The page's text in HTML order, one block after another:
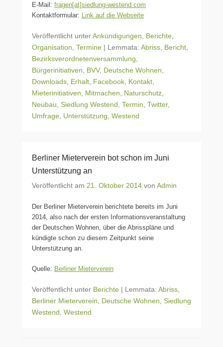
E-Mail: fragen[at]siedlung-westend.com
Kontaktformular:
Link auf die Webseite
Veröffentlicht unterAnkündigungen Berichte
Organisation Termine | Lemmata: Abriss Bericht
Bezirksverordnetenversammlung
Bürgerinitiativen
BVV, Deutsche Wohnen
Downloads Erhalt Facebook Kontakt
Mieterinitiativen
Mitmachen Naturschutz
Neubau Siedlung Westend Termin Twitter,
Umfrage Unterstützung Westend
Berliner Mieterverein bot schon im Juni
Unterstützung an
Veröffentlicht am 21. Oktober 2014 von Admin
Der Berliner Mieterverein berichtete bereits im Juni
2014, also nach der ersten Informationsveranstaltung
der Deutschen Wohnen, über die Abrisspläne und
kündigte schon zu diesem Zeitpunkt seine
Unterstützung an.
Quelle: Berliner Mieterverein
Veröffentlicht unter Berichte | Lemmata: Abriss
Berliner Mieterverein
Deutsche Wohnen Siedlung
Westend Westend